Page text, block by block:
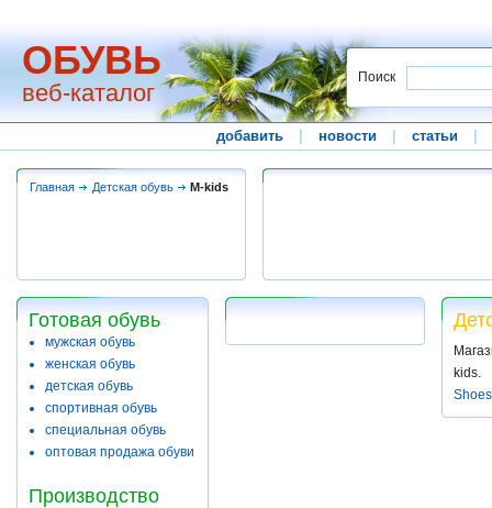
ОБУВЬ
веб-каталог
Поиск
добавить новости статьи
Главная Детская обувь M-kids
Готовая обувь
мужская обувь
женская обувь
детская обувь
спортивная обувь
специальная обувь
оптовая продажа обуви
Производство
kids.